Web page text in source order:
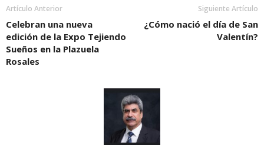
Artículo Anterior
Celebran una nueva
edición de la Expo Tejiendo
Sueños en la Plazuela
Rosales
Siguiente Artículo
¿Cómo nació el día de San
Valentín?